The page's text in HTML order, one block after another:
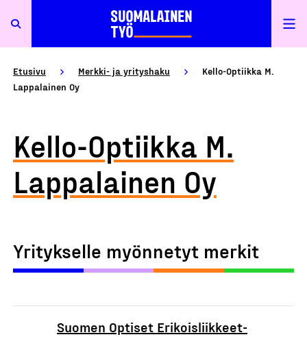
Etusivu Merkki- ja yrityshaku
Kello-Optiikka M.
Lappalainen Oy
Kello-Optiikka M.
Lappalainen Oy
Yritykselle myönnetyt merkit
Suomen Optiset Erikoisliikkeet-